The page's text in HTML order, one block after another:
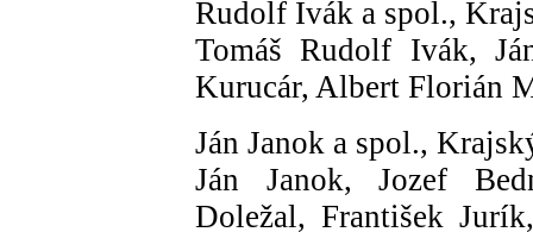
Rudolf Ivák a spol.,
Tomáš Rudolf Ivák,
Kurucár, Albert Florián
Ján Janok a spol.,
Ján Janok, Jozef
Doležal, František